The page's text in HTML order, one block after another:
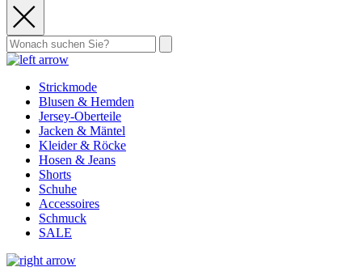
Strickmode
Blusen & Hemden
Jersey-Oberteile
Jacken & Mäntel
Kleider & Röcke
Hosen & Jeans
Shorts
Schuhe
Accessoires
Schmuck
SALE